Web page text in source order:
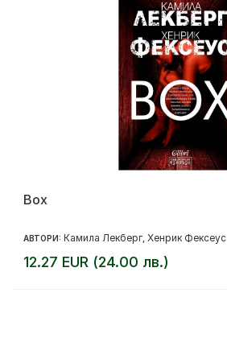
Box
АВТОРИ: Камила Лекберг Хенрик Фексеус
12.27 EUR (24.00 лв.)